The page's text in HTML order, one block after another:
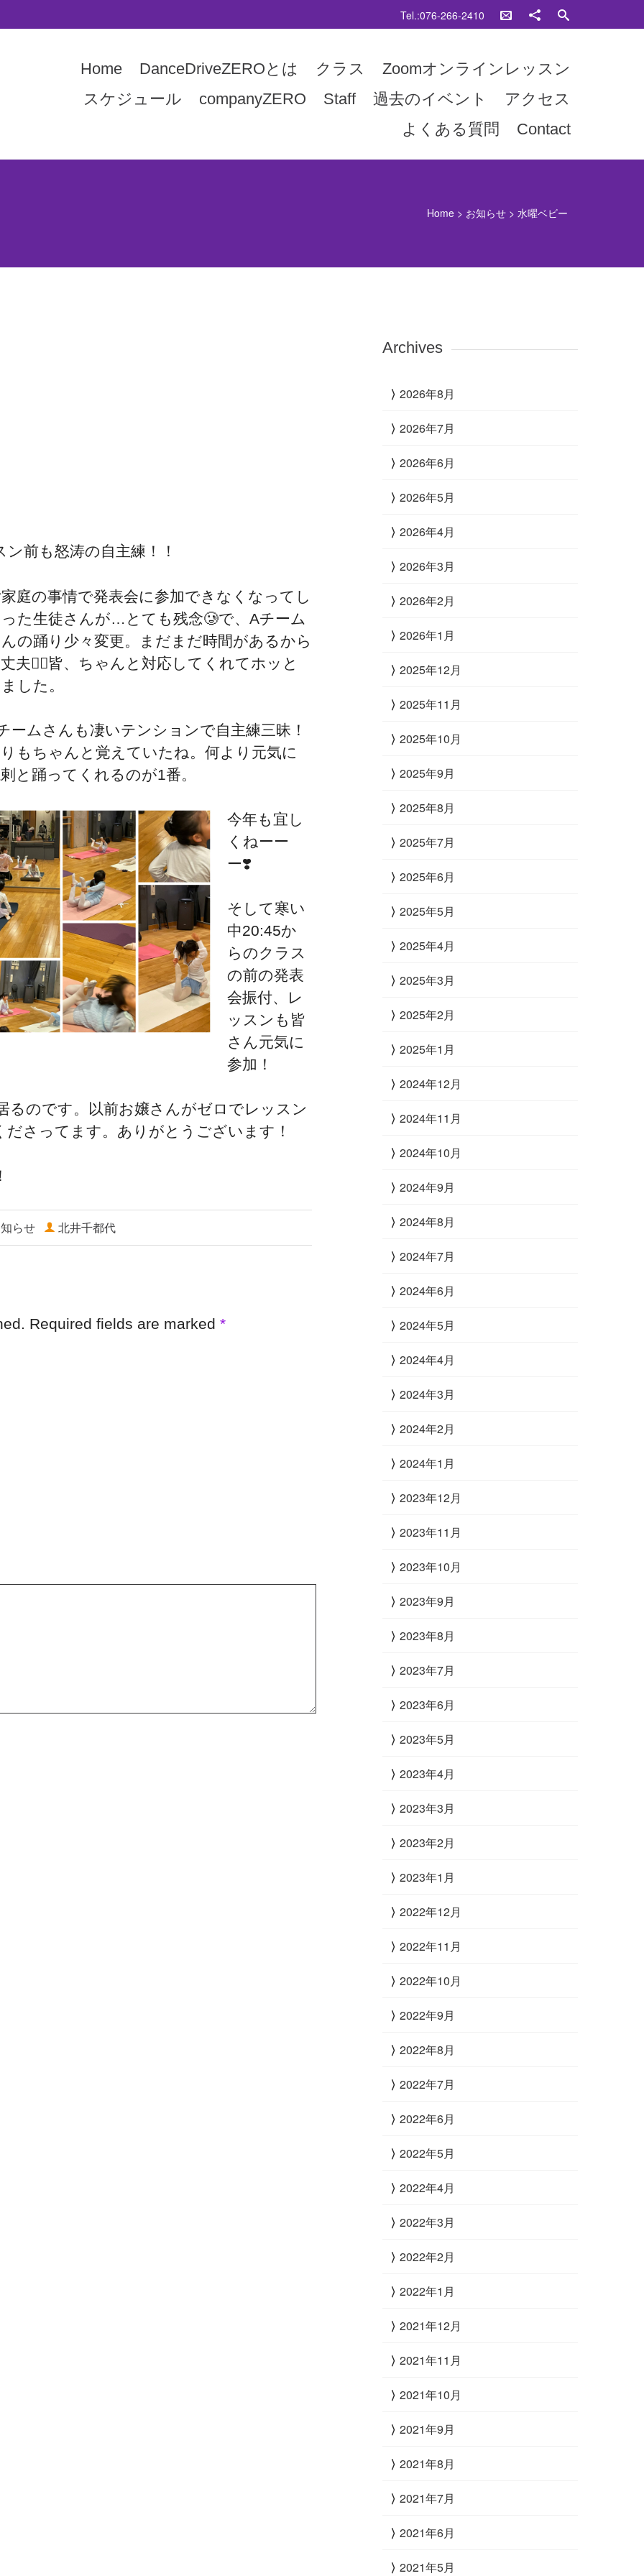
Tel.:076-266-2410
Home DanceDriveZEROとは クラス
Zoomオンラインレッスン
スケジュール
companyZERO Staff 過去のイベント
アクセス
よくある質問
Contact
Home > お知らせ >水曜ベビー
前も怒涛の自主練！！
庭の事情で発表会に参加できなくなってし
た生徒さんが…とても残念🥲で、Aチーム
の踊り少々変更。まだまだ時間があるから
夫🙆‍♀️皆、ちゃんと対応してくれてホッと
した。
ームさんも凄いテンションで自主練三昧！
もちゃんと覚えていたね。何より元気に
と踊ってくれるのが1番。
今年も宜し
くねーー
ー❣️
そして寒い
中20:45か
らのクラス
の前の発表
会振付、レ
ッスンも皆
さん元気に
参加！
のです。以前お嬢さんがゼロでレッスン
さってます。ありがとうございます！
らせ 北井千都代
Required fields are marked *
Archives
2026年8月
2026年7月
2026年6月
2026年5月
2026年4月
2026年3月
2026年2月
2026年1月
2025年12月
2025年11月
2025年10月
2025年9月
2025年8月
2025年7月
2025年6月
2025年5月
2025年4月
2025年3月
2025年2月
2025年1月
2024年12月
2024年11月
2024年10月
2024年9月
2024年8月
2024年7月
2024年6月
2024年5月
2024年4月
2024年3月
2024年2月
2024年1月
2023年12月
2023年11月
2023年10月
2023年9月
2023年8月
2023年7月
2023年6月
2023年5月
2023年4月
2023年3月
2023年2月
2023年1月
2022年12月
2022年11月
2022年10月
2022年9月
2022年8月
2022年7月
2022年6月
2022年5月
2022年4月
2022年3月
2022年2月
2022年1月
2021年12月
2021年11月
2021年10月
2021年9月
2021年8月
2021年7月
2021年6月
2021年5月